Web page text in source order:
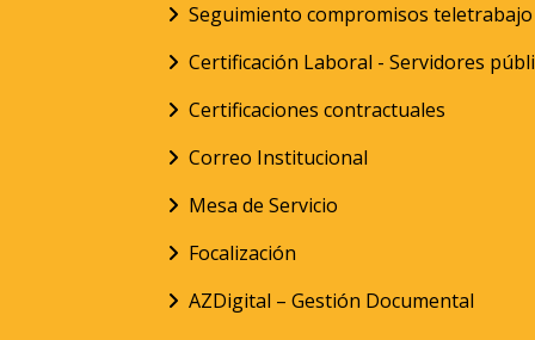
Seguimiento compromisos teletrabajo
Certificación Laboral - Servidores
Certificaciones contractuales
Correo Institucional
Mesa de Servicio
Focalización
AZDigital – Gestión Documental